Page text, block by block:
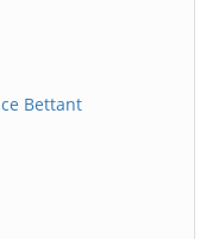
Bettant